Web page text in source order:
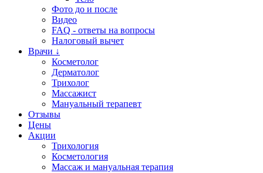
Фото до и после
Видео
FAQ - ответы на вопросы
Налоговый вычет
Врачи ↓
Косметолог
Дерматолог
Трихолог
Массажист
Мануальный терапевт
Отзывы
Цены
Акции
Трихология
Косметология
Массаж и мануальная терапия